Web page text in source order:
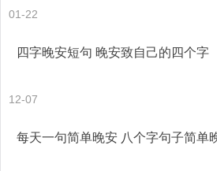
01-22
四字晚安短句 晚安致自己的四个字
12-07
每天一句简单晚安 八个字句子简单